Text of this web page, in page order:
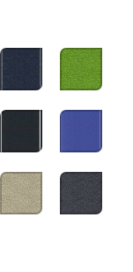
Azul
OscuroTela
6098
VerdeTela
A155
Negro
Napppel
024
Simil
Azul
Oscuro
Napppel
021
Beige
Tela
1005
Gris
OscuroTela
8010